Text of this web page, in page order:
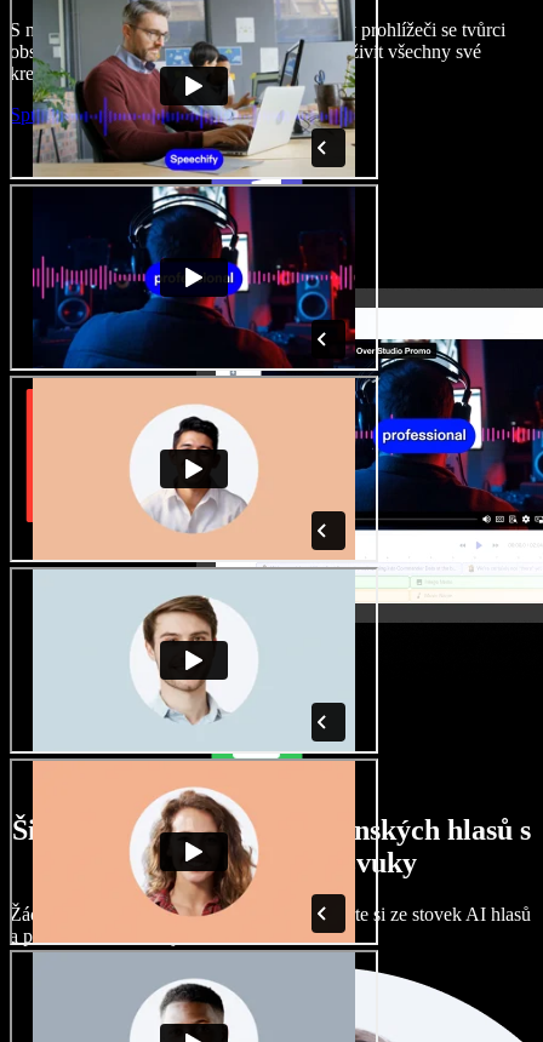
S nulovou křivkou učení a přístupem přímo v prohlížeči se tvůrci
obsahu mohou zbavit tradičních omezení a oživit všechny své
kreativní nápady.
Spustit Studio
Široký výběr mužských i ženských hlasů s
nejrůznějšími přízvuky
Žádné dva projekty nemusí znít stejně. Vyberte si ze stovek AI hlasů
a přízvuků a dolaďte je k dokonalosti.